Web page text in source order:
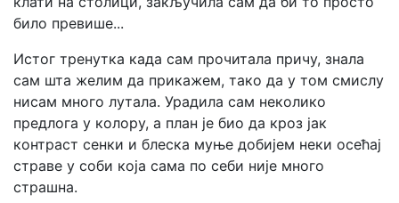
било превише...
Истог тренутка када сам прочитала причу, знала
сам шта желим да прикажем, тако да у том смислу
нисам много лутала. Урадила сам неколико
предлога у колору, а план је био да кроз јак
контраст сенки и блеска муње добијем неки осећај
страве у соби која сама по себи није много
страшна.